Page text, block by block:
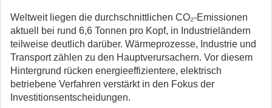
Weltweit liegen die durchschnittlichen CO₂-Emissionen
aktuell bei rund 6,6 Tonnen pro Kopf, in Industrieländern
teilweise deutlich darüber. Wärmeprozesse, Industrie und
Transport zählen zu den Hauptverursachern. Vor diesem
Hintergrund rücken energieeffizientere, elektrisch
betriebene Verfahren verstärkt in den Fokus der
Investitionsentscheidungen.